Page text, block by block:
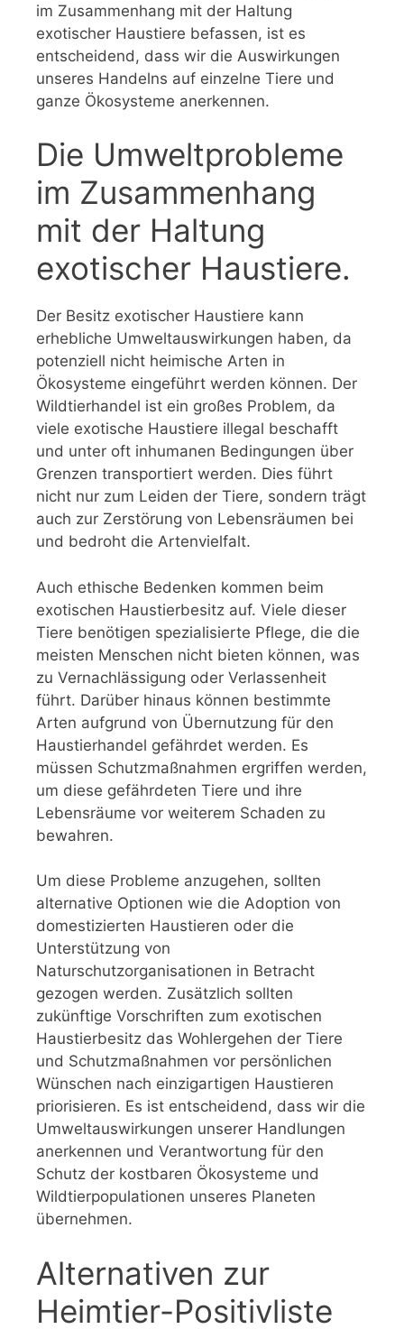
im Zusammenhang mit der Haltung
exotischer Haustiere befassen, ist es
entscheidend, dass wir die Auswirkungen
unseres Handelns auf einzelne Tiere und
ganze Ökosysteme anerkennen.
Die Umweltprobleme
im Zusammenhang
mit der Haltung
exotischer Haustiere.
Der Besitz exotischer Haustiere kann
erhebliche Umweltauswirkungen haben, da
potenziell nicht heimische Arten in
Ökosysteme eingeführt werden können. Der
Wildtierhandel ist ein großes Problem, da
viele exotische Haustiere illegal beschafft
und unter oft inhumanen Bedingungen über
Grenzen transportiert werden. Dies führt
nicht nur zum Leiden der Tiere, sondern trägt
auch zur Zerstörung von Lebensräumen bei
und bedroht die Artenvielfalt.
Auch ethische Bedenken kommen beim
exotischen Haustierbesitz auf. Viele dieser
Tiere benötigen spezialisierte Pflege, die die
meisten Menschen nicht bieten können, was
zu Vernachlässigung oder Verlassenheit
führt. Darüber hinaus können bestimmte
Arten aufgrund von Übernutzung für den
Haustierhandel gefährdet werden. Es
müssen Schutzmaßnahmen ergriffen werden,
um diese gefährdeten Tiere und ihre
Lebensräume vor weiterem Schaden zu
bewahren.
Um diese Probleme anzugehen, sollten
alternative Optionen wie die Adoption von
domestizierten Haustieren oder die
Unterstützung von
Naturschutzorganisationen in Betracht
gezogen werden. Zusätzlich sollten
zukünftige Vorschriften zum exotischen
Haustierbesitz das Wohlergehen der Tiere
und Schutzmaßnahmen vor persönlichen
Wünschen nach einzigartigen Haustieren
priorisieren. Es ist entscheidend, dass wir die
Umweltauswirkungen unserer Handlungen
anerkennen und Verantwortung für den
Schutz der kostbaren Ökosysteme und
Wildtierpopulationen unseres Planeten
übernehmen.
Alternativen zur
Heimtier-Positivliste